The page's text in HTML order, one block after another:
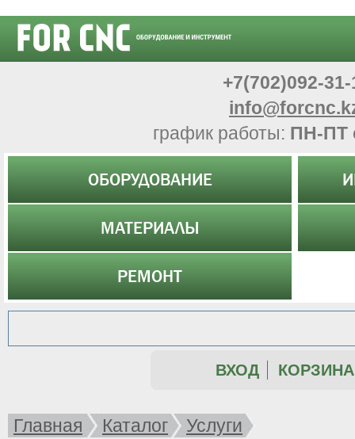
+7(702)092-31-
график работы: ПН-ПТ
ОБОРУДОВАНИЕ
МАТЕРИАЛЫ
РЕМОНТ
ВХОД КОРЗИНА
Главная Каталог Услуги